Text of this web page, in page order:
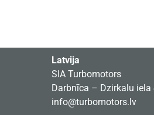
Latvija
SIA Turbomotors
Darbnīca – Dzirkalu iela
info@turbomotors.lv